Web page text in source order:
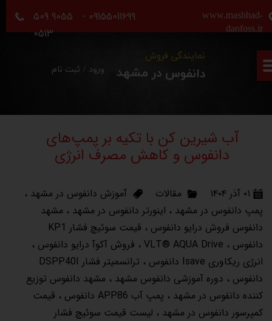
www.mashhad-
danfoss.ir
09155011699 - 9055 509
0513
نمایندگی فروش
ورود / ثبت نام
حساب کاربری من
تغییر گذر واژه
دانفوس در مشهد
آب شیرین کن با تکیه بر پمپ‌های
دانفوس و کاهش مصرف انرژی
۰۱ آذر ۱۴۰۴ مقالات آموزش دانفوس در مشهد ،
پمپ دانفوس در مشهد ، اینورتر دانفوس در مشهد ، مشهد
دانفوس فروش درایو دانفوس ،
قیمت سوئیچ فشار KP1
دانفوس ، VLT® AQUA Drive ، فروش آکوآ درایو دانفوس ،
انرژی ریکاوری Isave دانفوس
،
ترانسمیتر فشار DSPP40I
دانفوس ، دوره آموزشی دانفوس مشهد ، مشهد دانفوس توزیع
کننده دانفوس در مشهد ، پمپ آب APP86 دانفوس ، قیمت
کمپرسور دانفوس در مشهد ، لیست قیمت سوئیچ فشار